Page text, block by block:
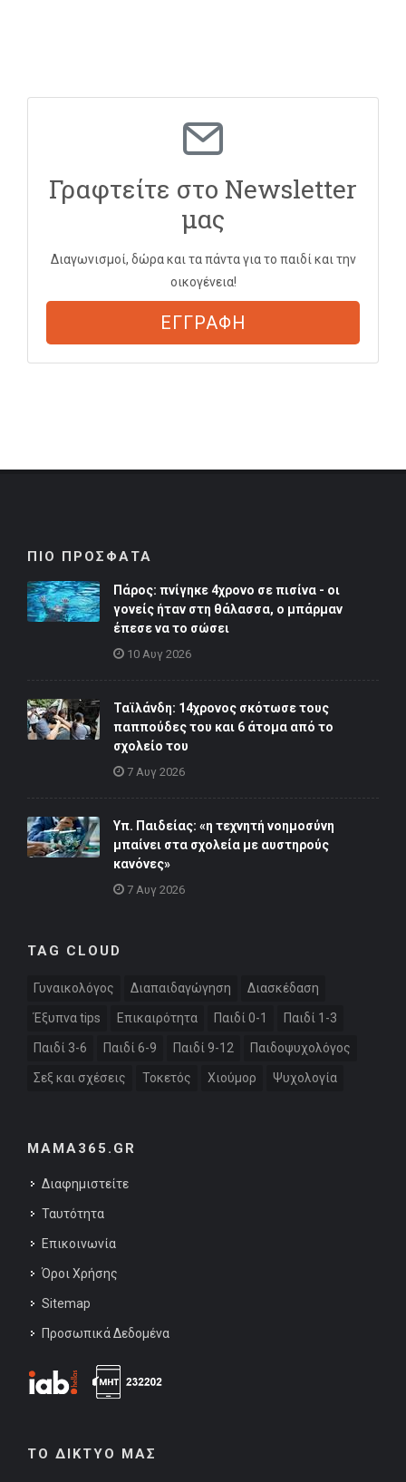
Γραφτείτε στο Newsletter
μας
Διαγωνισμοί, δώρα και τα πάντα για το παιδί και την
οικογένεια!
ΕΓΓΡΑΦΗ
ΠΙΟ ΠΡΟΣΦΑΤΑ
Πάρος: πνίγηκε 4χρονο σε πισίνα - οι
γονείς ήταν στη θάλασσα, ο μπάρμαν
έπεσε να το σώσει
10 Αυγ 2026
Ταϊλάνδη: 14χρονος σκότωσε τους
παππούδες του και 6 άτομα από το
σχολείο του
7 Αυγ 2026
Υπ. Παιδείας: «η τεχνητή νοημοσύνη
μπαίνει στα σχολεία με αυστηρούς
κανόνες»
7 Αυγ 2026
TAG CLOUD
Γυναικολόγος Διαπαιδαγώγηση Διασκέδαση
Έξυπνα tips Επικαιρότητα Παιδί 0-1 Παιδί 1-3
Παιδί 3-6 Παιδί 6-9 Παιδί 9-12 Παιδοψυχολόγος
Σεξ και σχέσεις Τοκετός Χιούμορ Ψυχολογία
MAMA365.GR
Διαφημιστείτε
Ταυτότητα
Επικοινωνία
Όροι Χρήσης
Sitemap
Προσωπικά Δεδομένα
ΤΟ ΔΙΚΤΥΟ ΜΑΣ